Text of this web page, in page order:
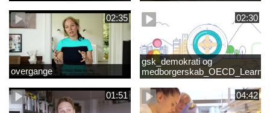
02:35
overgange
02:30
gsk_demokrati og
Compass 2030
01:51
04:42